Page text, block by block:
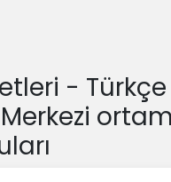
- Türkçe